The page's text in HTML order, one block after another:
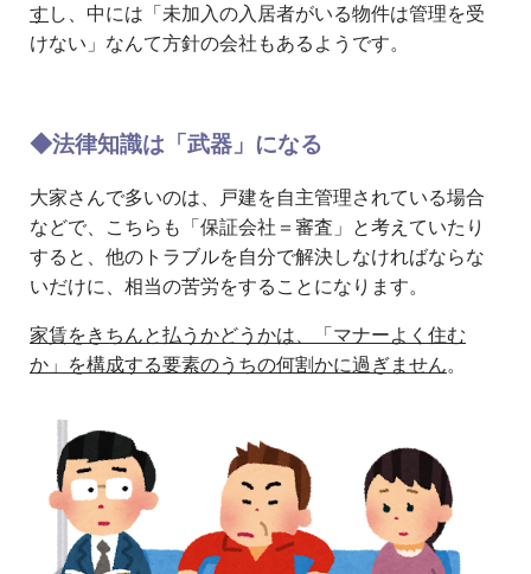
す し、中には「未加入の入居者がいる物件は管理を受
けない」なんて方針の会社もあるようです。
◆法律知識は「武器」になる
大家さんで多いのは、戸建を自主管理されている場合
などで、こちらも「保証会社＝審査」と考えていたり
すると、他のトラブルを自分で解決しなければならな
いだけに、相当の苦労をすることになります。
家賃をきちんと払うかどうかは、「マナーよく住む
か」を構成する要素のうちの何割かに過ぎません。